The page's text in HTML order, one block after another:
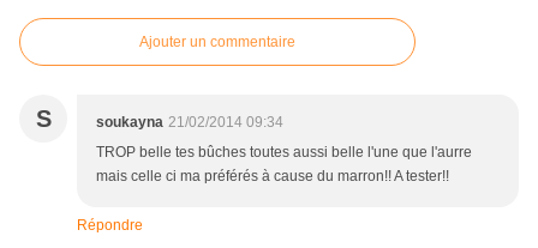
Ajouter un commentaire
S soukayna 21/02/2014 09:34
TROP belle tes bûches toutes aussi belle l'une que l'aurre
mais celle ci ma préférés à cause du marron!! A tester!!
Répondre